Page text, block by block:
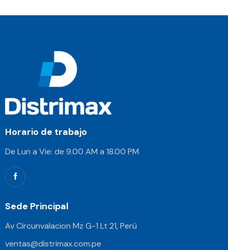
Horario de trabajo
De Lun a Vie: de 9.00 AM a 18.00 PM
Sede Principal
Av Circunvalacion Mz G-1 Lt 21, Perú
ventas@distrimax.com.pe